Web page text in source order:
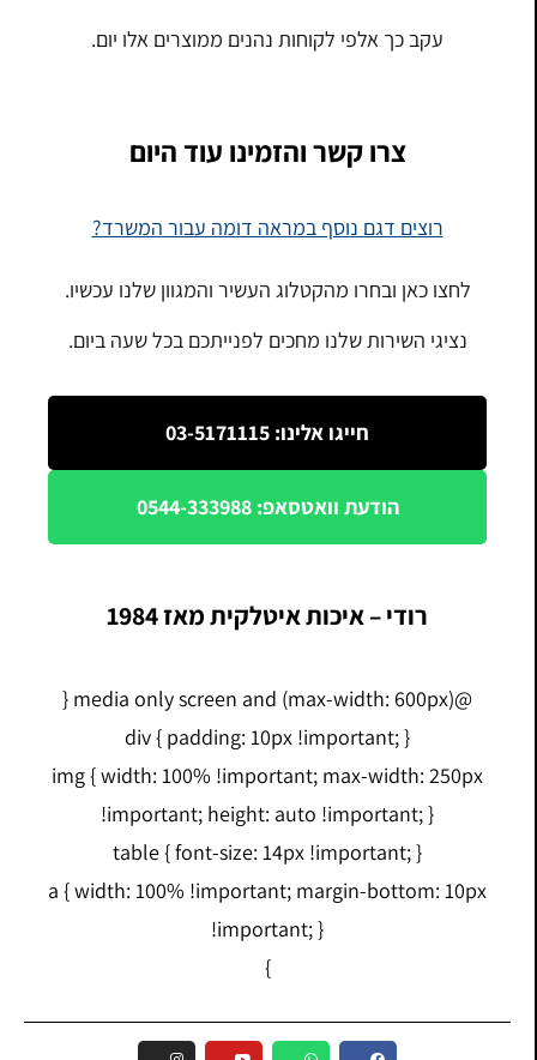
עקב כך אלפי לקוחות נהנים ממוצרים אלו יום.
צרו קשר והזמינו עוד היום
רוצים דגם נוסף במראה דומה עבור המשרד?
לחצו כאן ובחרו מהקטלוג העשיר והמגוון שלנו עכשיו.
נציגי השירות שלנו מחכים לפנייתכם בכל שעה ביום.
חייגו אלינו: 03-5171115
הודעת וואטסאפ: 0544-333988
רודי – איכות איטלקית מאז 1984
@media only screen and (max-width: 600px) {
div { padding: 10px !important; }
img { width: 100% !important; max-width: 250px
!important; height: auto !important; }
table { font-size: 14px !important; }
a { width: 100% !important; margin-bottom: 10px
!important; }
}